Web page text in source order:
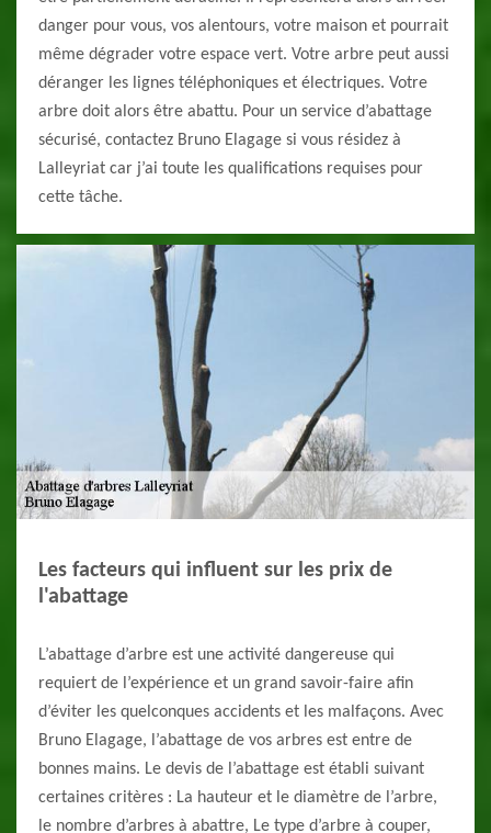
danger pour vous, vos alentours, votre maison et pourrait
même dégrader votre espace vert. Votre arbre peut aussi
déranger les lignes téléphoniques et électriques. Votre
arbre doit alors être abattu. Pour un service d’abattage
sécurisé, contactez Bruno Elagage si vous résidez à
Lalleyriat car j’ai toute les qualifications requises pour
cette tâche.
Les facteurs qui influent sur les prix de
l'abattage
L’abattage d’arbre est une activité dangereuse qui
requiert de l’expérience et un grand savoir-faire afin
d’éviter les quelconques accidents et les malfaçons. Avec
Bruno Elagage, l’abattage de vos arbres est entre de
bonnes mains. Le devis de l’abattage est établi suivant
certaines critères : La hauteur et le diamètre de l’arbre,
le nombre d’arbres à abattre, Le type d’arbre à couper,